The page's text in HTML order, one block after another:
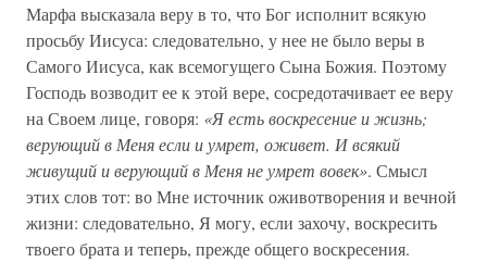
Марфа высказала веру в то, что Бог исполнит всякую
просьбу Иисуса: следовательно, у нее не было веры в
Самого Иисуса, как всемогущего Сына Божия. Поэтому
Господь возводит ее к этой вере, сосредотачивает ее веру
на Своем лице, говоря: «Я есть воскресение и жизнь;
верующий в Меня если и умрет, оживет. И всякий
живущий и верующий в Меня не умрет вовек». Смысл
этих слов тот: во Мне источник оживотворения и вечной
жизни: следовательно, Я могу, если захочу, воскресить
твоего брата и теперь, прежде общего воскресения.